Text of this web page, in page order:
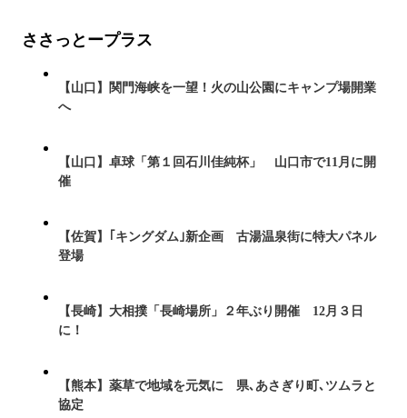
ささっとープラス
【山口】関門海峡を一望！火の山公園にキャンプ場開業
へ
【山口】卓球「第１回石川佳純杯」 山口市で11月に開
催
【佐賀】｢キングダム｣新企画 古湯温泉街に特大パネル
登場
【長崎】大相撲「長崎場所」２年ぶり開催 12月３日
に！
【熊本】薬草で地域を元気に 県､あさぎり町､ツムラと
協定